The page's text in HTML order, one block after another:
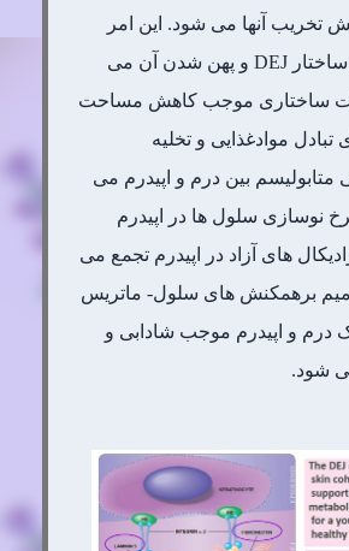
تخریب آنها می شود. این امر
موجب تضعیف ساختار DEJ و پهن شدن آن می
ساختاری موجب کاهش مساحت
موادغذایی و تخلیه
بین درم و اپیدرم می
نوسازی سلول ها در اپیدرم
های آزاد در اپیدرم تجمع می
برهمکنش های سلول- ماتریس
و اپیدرم موجب شادابی و
شود.